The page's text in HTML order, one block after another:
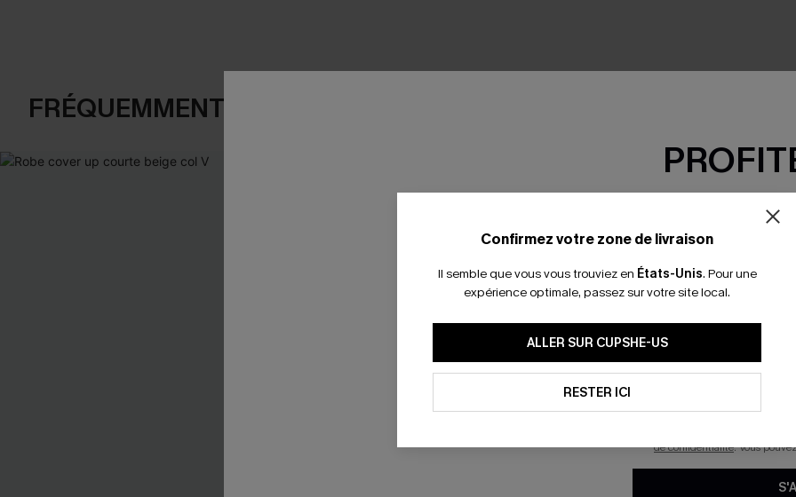
FRÉQUEMMENT ACHETÉS ENSEMBLE
Confirmez votre zone de livraison
Il semble que vous vous trouviez en États-Unis. Pour une
expérience optimale, passez sur votre site local.
ALLER SUR CUPSHE-US
RESTER ICI
-15% dès 2
*Un code par
En soumettant votre adresse
mails marketing (y compris
reconnaissez avoir pris
pouvons utiliser les données
technologies de suivi, telles
savoir si ceux-ci ont été
personnaliser nos contenus
produits susceptibles de
de confidentialité. Vous